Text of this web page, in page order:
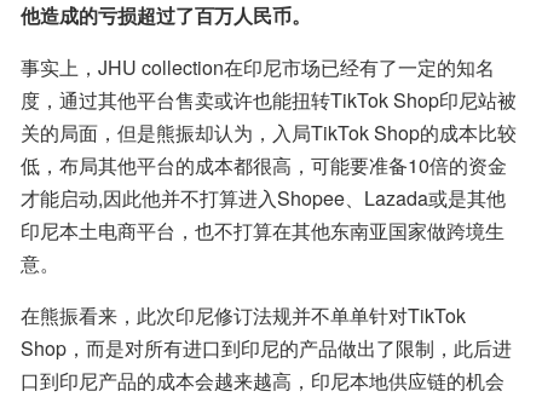
他造成的亏损超过了百万人民币。
事实上，JHU collection在印尼市场已经有了一定的知名
度，通过其他平台售卖或许也能扭转TikTok Shop印尼站被
关的局面，但是熊振却认为，入局TikTok Shop的成本比较
低，布局其他平台的成本都很高，可能要准备10倍的资金
才能启动,因此他并不打算进入Shopee、Lazada或是其他
印尼本土电商平台，也不打算在其他东南亚国家做跨境生
意。
在熊振看来，此次印尼修订法规并不单单针对TikTok
Shop，而是对所有进口到印尼的产品做出了限制，此后进
口到印尼产品的成本会越来越高，印尼本地供应链的机会